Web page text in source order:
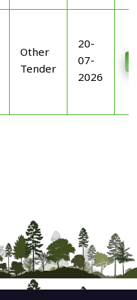
Other
Tender
20-
07-
2026